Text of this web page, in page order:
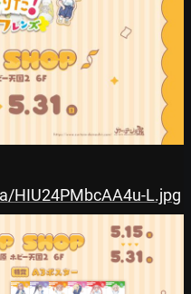
HIU24PMbcAA4u-L.jpg